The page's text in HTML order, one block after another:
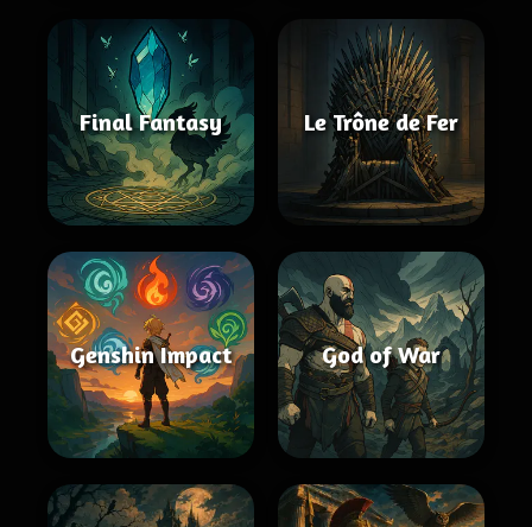
Final Fantasy Le Trône de Fer
Genshin Impact God of War